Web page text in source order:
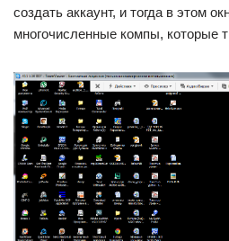
создать аккаунт, и тогда в этом
многочисленные компы, которые